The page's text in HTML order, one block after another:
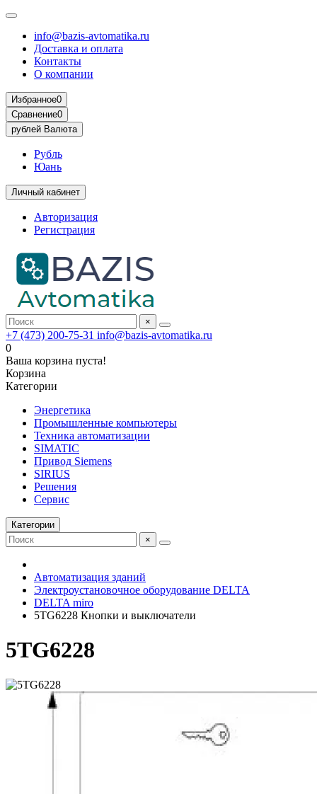
info@bazis-avtomatika.ru
Доставка и оплата
Контакты
О компании
Избранное0
Сравнение0
рублей Валюта
Рубль
Юань
Личный кабинет
Авторизация
Регистрация
×
+7 (473) 200-75-31 info@bazis-avtomatika.ru
0
Ваша корзина пуста!
Корзина
Категории
Энергетика
Промышленные компьютеры
Техника автоматизации
SIMATIC
Привод Siemens
SIRIUS
Решения
Сервис
Категории
×
Автоматизация зданий
Электроустановочное оборудование DELTA
DELTA miro
5TG6228 Кнопки и выключатели
5TG6228